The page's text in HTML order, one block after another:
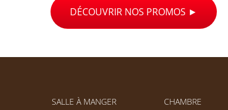
DÉCOUVRIR NOS PROMOS
SALLE À MANGER CHAMBRE